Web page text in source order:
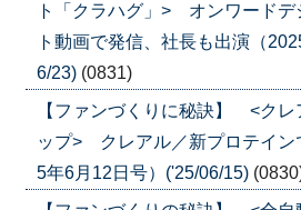
ト「クラハグ」> オンワードデ
ト動画で発信、社長も出演（
6/23) (0831)
【ファンづくりに秘訣】 <クレ
ップ> クレアル／新プロテイン
5年6月12日号）('25/06/15)